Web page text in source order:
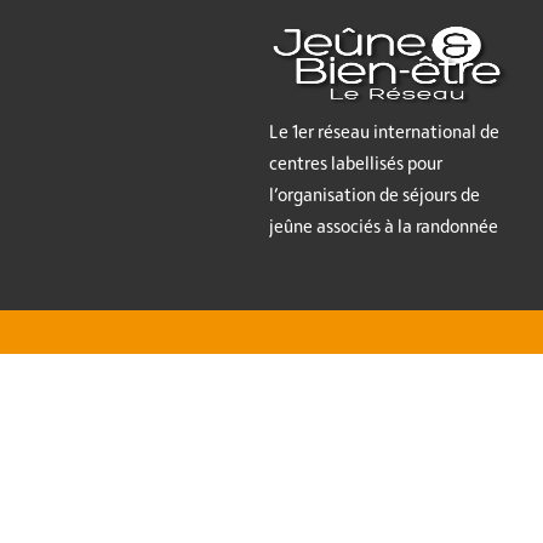
Le 1er réseau international de
centres labellisés pour
l’organisation de séjours de
jeûne associés à la randonnée